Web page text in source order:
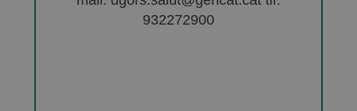
932272900